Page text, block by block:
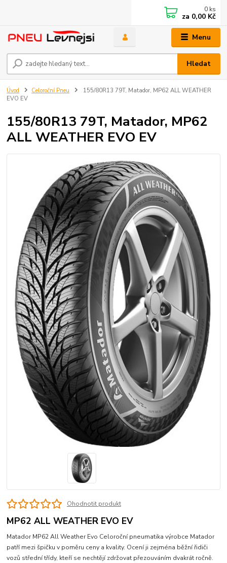
Menu
Hledat
0 ks
za 0,00 Kč
Úvod Celoroční Pneu
155/80R13 79T, Matador, MP62 ALL WEATHER
EVO EV
155/80R13 79T, Matador, MP62
ALL WEATHER EVO EV
Ohodnotit produkt
MP62 ALL WEATHER EVO EV
Matador MP62 All Weather Evo Celoroční pneumatika výrobce Matador
patří mezi špičku v poměru ceny a kvality. Ocení ji zejména běžní řidiči
vozů střední třídy, kteří se nechtějí zdržovat přezouváním dvakrát ročně.